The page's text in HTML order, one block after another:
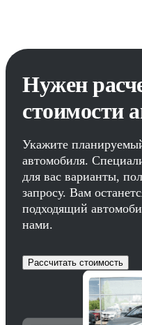
Нужен
стоимости
Укажите
автомобиля.
для вас варианты,
запросу. Вам
подходящий
нами.
Рассчитать стоимость